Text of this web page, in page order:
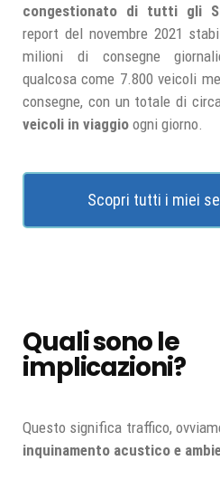
congestionato di tutti gli
report del novembre 2021
milioni di consegne
qualcosa come 7.800 veicoli
consegne, con un totale di
veicoli in viaggio ogni giorno.
Scopri tutti i miei
Quali sono le
implicazioni?
Questo significa traffico,
inquinamento acustico e